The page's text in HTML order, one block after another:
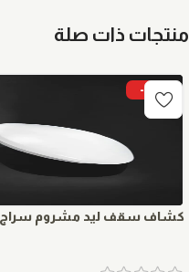
منتجات ذات صلة
-9%
كشاف سقف ليد مشروم سراج